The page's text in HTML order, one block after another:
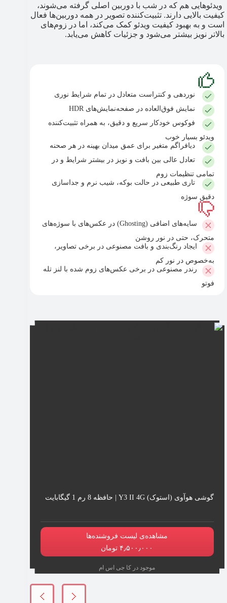
ویدئوهایی هم که در شب با دوربین اصلی گرفته می‌شوند،
کیفیت بالایی دارند. تثبیت‌کننده تصویر در همه دوربین‌ها فعال
است و به بهبود کیفیت ویدئو کمک می‌کند، اما در زوم‌های
بالاتر نویز بیشتر می‌شود و جزئیات کاهش می‌یابد.
نوردهی و کنتراست متعادل در تمام شرایط نوری
نمایش فوق‌العاده در صفحه‌نمایش‌های HDR
فوکوس خودکار سریع و دقیق، به همراه تثبیت‌کننده
ویدئو بسیار خوب
دیافراگم متغیر برای عمق میدان بهینه در هر صحنه
تعادل عالی بین بافت و نویز در بیشتر شرایط و در
تمامی تنظیمات زوم
تاری طبیعی در حالت بوکه، شیب نرم و جداسازی
دقیق سوژه
سایه‌های اضافی (Ghosting) در عکس‌های با سوژه‌های
متحرک، حتی در نور روشن
ایجاد رنگ‌بندی و بافت مصنوعی در برخی تصاویر،
به‌خصوص در نور کم
رندر مصنوعی در برخی عکس‌های زوم شده با لنز تله
فوتو
گوشی هوآوی (استوک) Y3 II 4G | حافظه 8 رم 1 گیگابایت
مشاهده‌ی لیست فروشنده‌ها
۴٫۵۰۰٫۰۰۰ تومان
موجود در کا جی‌ اس‌ ام